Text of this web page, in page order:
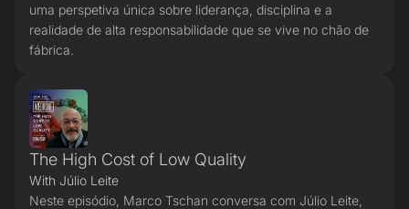
uma perspetiva única sobre liderança, disciplina e a
realidade de alta responsabilidade que se vive no chão de
fábrica.
The High Cost of Low Quality
With Júlio Leite
Neste episódio, Marco Tschan conversa com Júlio Leite,